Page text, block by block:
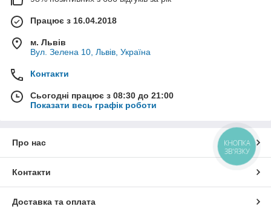
Працює з 16.04.2018
м. Львів
Вул. Зелена 10, Львів, Україна
Контакти
Сьогодні працює з 08:30 до 21:00
Показати весь графік роботи
Про нас
Контакти
Доставка та оплата
КНОПКА
ЗВ'ЯЗКУ